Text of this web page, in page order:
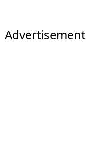
Advertisement